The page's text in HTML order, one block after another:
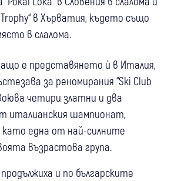
в Хърватия, където също
в слалома.
е представянето ѝ в Италия,
за реномирания “Ski Club
четири златни и два
италианския шампионат,
една от най-силните
възрастова група.
и по българските